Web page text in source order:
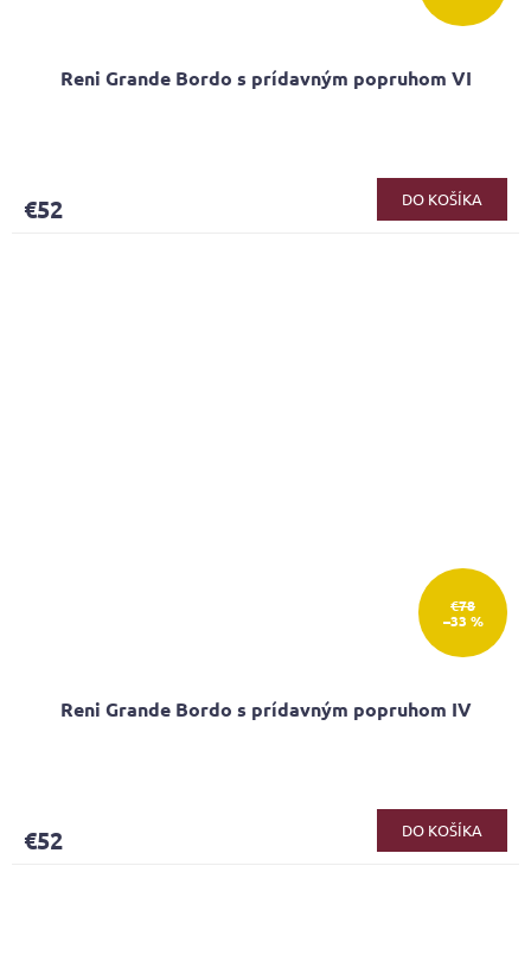
Reni Grande Bordo s prídavným popruhom VI
€52 DO KOŠÍKA
€78
–33 %
Reni Grande Bordo s prídavným popruhom IV
je
€52 DO KOŠÍKA